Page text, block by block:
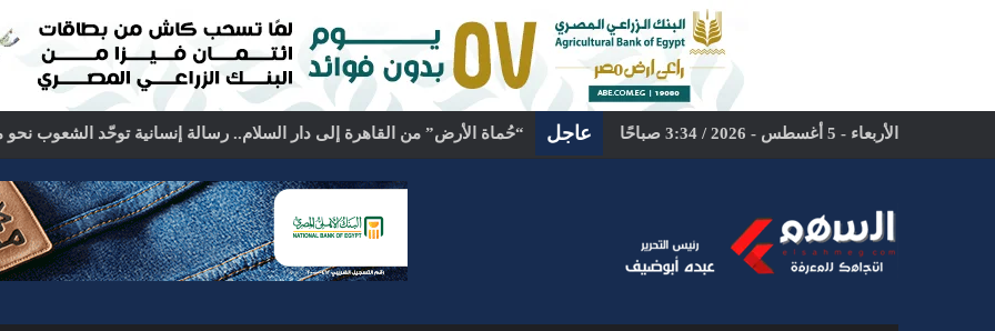
الأربعاء - 5 أغسطس - 2026 / 3:34 صباحًا عاجل